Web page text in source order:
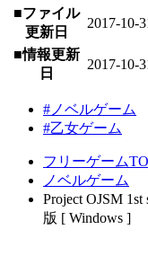
■ファイル
更新日
2017-10-
■情報更新
日
2017-10-
#ノベルゲーム
#乙女ゲーム
フリーゲーム
ノベルゲーム
Project OJSM
版 [ Windows ]